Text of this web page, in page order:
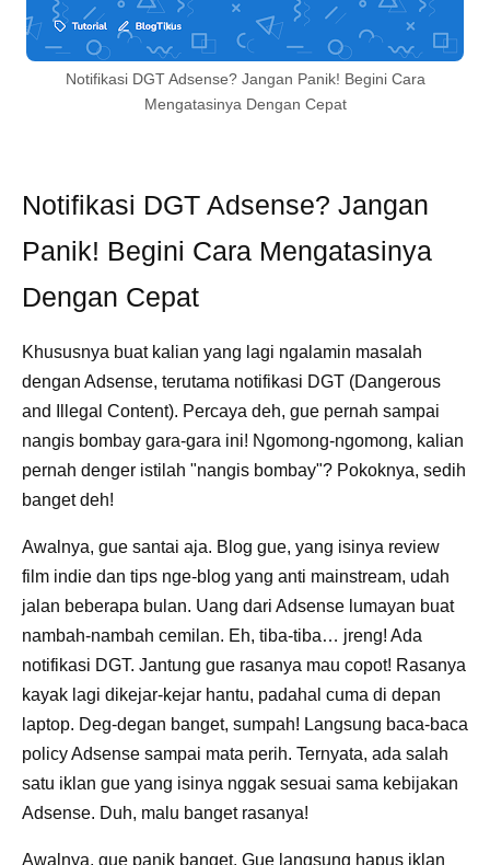
Notifikasi DGT Adsense? Jangan Panik! Begini Cara
Mengatasinya Dengan Cepat
Notifikasi DGT Adsense? Jangan
Panik! Begini Cara Mengatasinya
Dengan Cepat
Khususnya buat kalian yang lagi ngalamin masalah
dengan Adsense, terutama notifikasi DGT (Dangerous
and Illegal Content). Percaya deh, gue pernah sampai
nangis bombay gara-gara ini! Ngomong-ngomong, kalian
pernah denger istilah "nangis bombay"? Pokoknya, sedih
banget deh!
Awalnya, gue santai aja. Blog gue, yang isinya review
film indie dan tips nge-blog yang anti mainstream, udah
jalan beberapa bulan. Uang dari Adsense lumayan buat
nambah-nambah cemilan. Eh, tiba-tiba… jreng! Ada
notifikasi DGT. Jantung gue rasanya mau copot! Rasanya
kayak lagi dikejar-kejar hantu, padahal cuma di depan
laptop. Deg-degan banget, sumpah! Langsung baca-baca
policy Adsense sampai mata perih. Ternyata, ada salah
satu iklan gue yang isinya nggak sesuai sama kebijakan
Adsense. Duh, malu banget rasanya!
Awalnya, gue panik banget. Gue langsung hapus iklan